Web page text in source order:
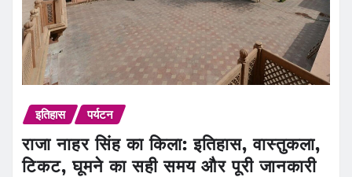
इतिहास पर्यटन
राजा नाहर सिंह का किला: इतिहास, वास्तुकला,
टिकट, घूमने का सही समय और पूरी जानकारी